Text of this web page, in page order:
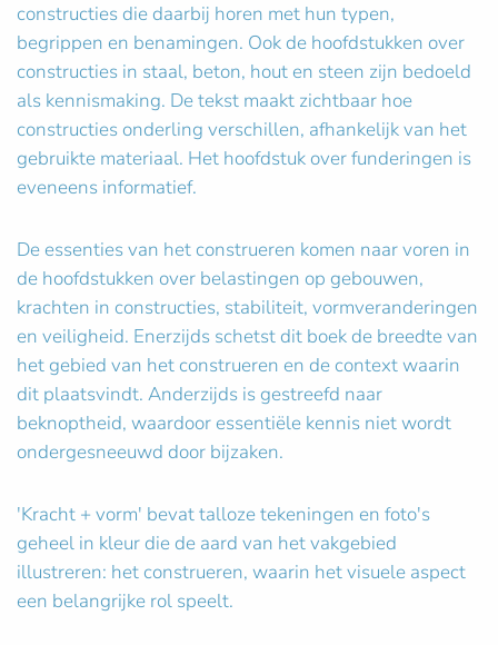
constructies die daarbij horen met hun typen,
begrippen en benamingen. Ook de hoofdstukken over
constructies in staal, beton, hout en steen zijn bedoeld
als kennismaking. De tekst maakt zichtbaar hoe
constructies onderling verschillen, afhankelijk van het
gebruikte materiaal. Het hoofdstuk over funderingen is
eveneens informatief.
De essenties van het construeren komen naar voren in
de hoofdstukken over belastingen op gebouwen,
krachten in constructies, stabiliteit, vormveranderingen
en veiligheid. Enerzijds schetst dit boek de breedte van
het gebied van het construeren en de context waarin
dit plaatsvindt. Anderzijds is gestreefd naar
beknoptheid, waardoor essentiële kennis niet wordt
ondergesneeuwd door bijzaken.
'Kracht + vorm' bevat talloze tekeningen en foto's
geheel in kleur die de aard van het vakgebied
illustreren: het construeren, waarin het visuele aspect
een belangrijke rol speelt.